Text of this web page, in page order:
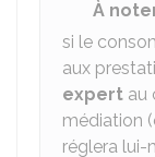
À
si le
aux
expert au
médiation
réglera lui-